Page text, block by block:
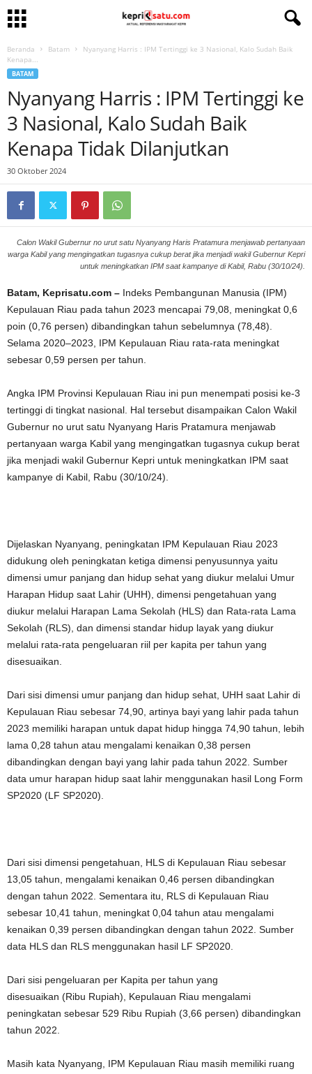
Beranda Batam
Nyanyang Harris : IPM Tertinggi ke 3 Nasional, Kalo Sudah Baik
Kenapa...
BATAM
Nyanyang Harris : IPM Tertinggi ke
3 Nasional, Kalo Sudah Baik
Kenapa Tidak Dilanjutkan
30 Oktober 2024
Calon Wakil Gubernur no urut satu Nyanyang Haris Pratamura menjawab pertanyaan
warga Kabil yang mengingatkan tugasnya cukup berat jika menjadi wakil Gubernur Kepri
untuk meningkatkan IPM saat kampanye di Kabil, Rabu (30/10/24).
Batam, Keprisatu.com – Indeks Pembangunan Manusia (IPM)
Kepulauan Riau pada tahun 2023 mencapai 79,08, meningkat 0,6
poin (0,76 persen) dibandingkan tahun sebelumnya (78,48).
Selama 2020–2023, IPM Kepulauan Riau rata-rata meningkat
sebesar 0,59 persen per tahun.
Angka IPM Provinsi Kepulauan Riau ini pun menempati posisi ke-3
tertinggi di tingkat nasional. Hal tersebut disampaikan Calon Wakil
Gubernur no urut satu Nyanyang Haris Pratamura menjawab
pertanyaan warga Kabil yang mengingatkan tugasnya cukup berat
jika menjadi wakil Gubernur Kepri untuk meningkatkan IPM saat
kampanye di Kabil, Rabu (30/10/24).
Dijelaskan Nyanyang, peningkatan IPM Kepulauan Riau 2023
didukung oleh peningkatan ketiga dimensi penyusunnya yaitu
dimensi umur panjang dan hidup sehat yang diukur melalui Umur
Harapan Hidup saat Lahir (UHH), dimensi pengetahuan yang
diukur melalui Harapan Lama Sekolah (HLS) dan Rata-rata Lama
Sekolah (RLS), dan dimensi standar hidup layak yang diukur
melalui rata-rata pengeluaran riil per kapita per tahun yang
disesuaikan.
Dari sisi dimensi umur panjang dan hidup sehat, UHH saat Lahir di
Kepulauan Riau sebesar 74,90, artinya bayi yang lahir pada tahun
2023 memiliki harapan untuk dapat hidup hingga 74,90 tahun, lebih
lama 0,28 tahun atau mengalami kenaikan 0,38 persen
dibandingkan dengan bayi yang lahir pada tahun 2022. Sumber
data umur harapan hidup saat lahir menggunakan hasil Long Form
SP2020 (LF SP2020).
Dari sisi dimensi pengetahuan, HLS di Kepulauan Riau sebesar
13,05 tahun, mengalami kenaikan 0,46 persen dibandingkan
dengan tahun 2022. Sementara itu, RLS di Kepulauan Riau
sebesar 10,41 tahun, meningkat 0,04 tahun atau mengalami
kenaikan 0,39 persen dibandingkan dengan tahun 2022. Sumber
data HLS dan RLS menggunakan hasil LF SP2020.
Dari sisi pengeluaran per Kapita per tahun yang
disesuaikan (Ribu Rupiah), Kepulauan Riau mengalami
peningkatan sebesar 529 Ribu Rupiah (3,66 persen) dibandingkan
tahun 2022.
Masih kata Nyanyang, IPM Kepulauan Riau masih memiliki ruang